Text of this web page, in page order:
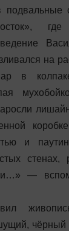
где
на
в
и
стенах,
—
чёрный